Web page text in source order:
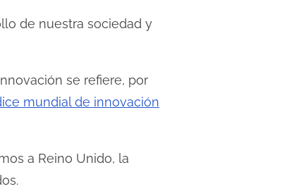
de nuestra sociedad y
se refiere, por
mundial de innovación
a Reino Unido, la